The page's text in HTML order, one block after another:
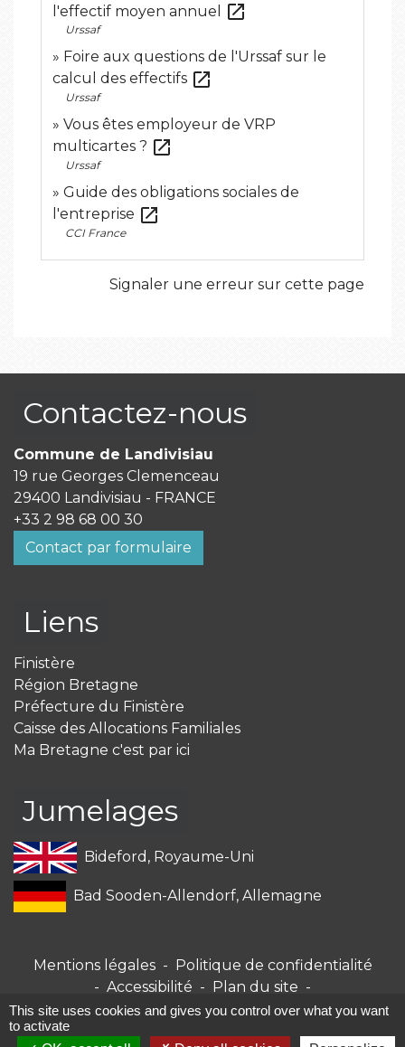
l'effectif moyen annuel
open_in_new
Urssaf
Foire aux questions de l'Urssaf sur le
calcul des effectifs open_in_new
Urssaf
Vous êtes employeur de VRP
multicartes ? open_in_new
Urssaf
Guide des obligations sociales de
l'entreprise open_in_new
CCI France
Signaler une erreur sur cette page
Contactez-nous
Commune de Landivisiau
19 rue Georges Clemenceau
29400 Landivisiau - FRANCE
+33 2 98 68 00 30
Contact par formulaire
Liens
Finistère
Région Bretagne
Préfecture du Finistère
Caisse des Allocations Familiales
Ma Bretagne c'est par ici
Jumelages
Bideford, Royaume-Uni
Bad Sooden-Allendorf, Allemagne
Mentions légales - Politique de confidentialité
- Accessibilité - Plan du site -
Gestion des cookies
This site uses cookies and gives you control over what you want
to activate